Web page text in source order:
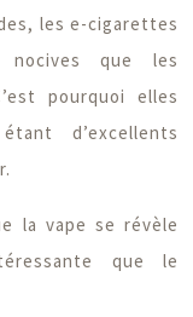
les e-cigarettes
que les
pourquoi elles
d’excellents
la vape se révèle
que le